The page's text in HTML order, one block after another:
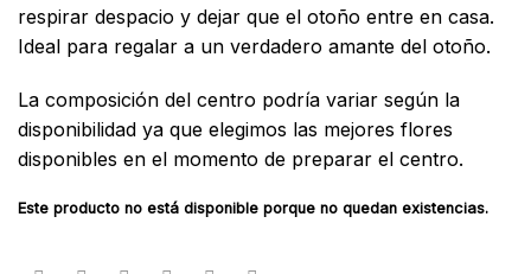
respirar despacio y dejar que el otoño entre en casa.
Ideal para regalar a un verdadero amante del otoño.
La composición del centro podría variar según la
disponibilidad ya que elegimos las mejores flores
disponibles en el momento de preparar el centro.
Este producto no está disponible porque no quedan existencias.